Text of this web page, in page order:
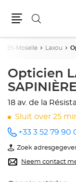
Zoeken
Et-Moselle Laxou
Opticien
18 av. de la
Sluit over 25
telefoonnummer
+33 3 52 79 90
Zoek
van
Opticien
LAXOU
Neem contact